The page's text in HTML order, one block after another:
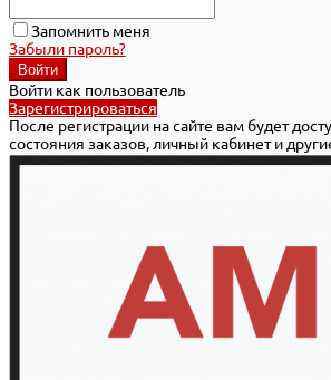
Запомнить меня
Забыли пароль?
Войти как пользователь
Зарегистрироваться
После регистрации на сайте вам будет
состояния заказов, личный кабинет и